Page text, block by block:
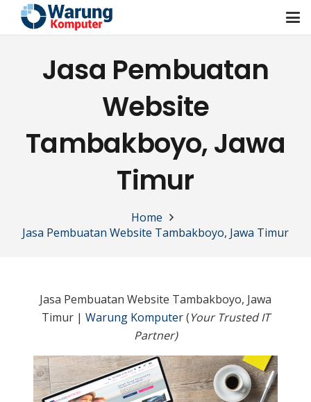
Jasa Pembuatan
Website
Tambakboyo, Jawa
Timur
Home
Jasa Pembuatan Website Tambakboyo, Jawa Timur
Jasa Pembuatan Website Tambakboyo, Jawa
Timur | Warung Komputer(Your Trusted IT
Partner)